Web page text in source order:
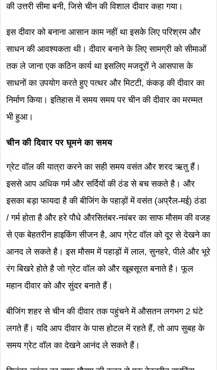
की उत्तरी सीमा बनी, जिसे चीन की विशाल दीवार कहा गया।
इस दीवार को बनाना आसान काम नहीं था इसके लिए परिश्रम और
साधन की आवश्यकता थी। दीवार बनाने के लिए सामग्री को सीमाओं
तक ले जाना एक कठिन कार्य था इसलिए मजदूरों ने आसपास के
साधनों का उपयोग करते हुए पत्थर और मिटटी, कंकड़ की दीवार का
निर्माण किया। इतिहास में समय समय पर चीन की दीवार का मरम्मत
भी हुआ।
चीन की दिवार पर घूमने का समय
ग्रेट वॉल की यात्रा करने का सही समय वसंत और शरद ऋतु हैं।
इससे आप अधिक गर्म और सर्दियों की ठंड से बच सकते है। और
इसका बड़ा फायदा है की बीजिंग के पहाड़ों में वसंत (अप्रैल-मई) ठंडा
/ गर्म होता है और हरे पौधे औरसितंबर-नवंबर का साफ मौसम की वजह
से एक बेहतरीन हाइकिंग सीजन है, आप ग्रेट वॉल को दूर से देखने का
आनद ले सकते है। इस मौसम में पहाड़ों में लाल, सुनहरे, पीले और भूरे
रंग बिखरे होते है जो ग्रेट वॉल को और खूबसूरत बनाते है। फूल
महान दीवार को और सुंदर बनाते हैं।
बीजिंग शहर से चीन की दीवार तक पहुंचने में औसतन लगभग 2 घंटे
लगते हैं। यदि आप दीवार के पास होटल में रहते हैं, तो आप सुबह के
समय ग्रेट वॉल का देखने आनंद ले सकते हैं।